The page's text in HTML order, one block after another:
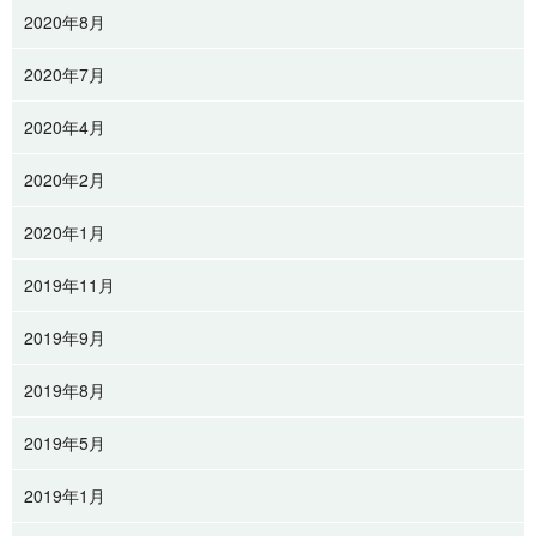
2020年8月
2020年7月
2020年4月
2020年2月
2020年1月
2019年11月
2019年9月
2019年8月
2019年5月
2019年1月